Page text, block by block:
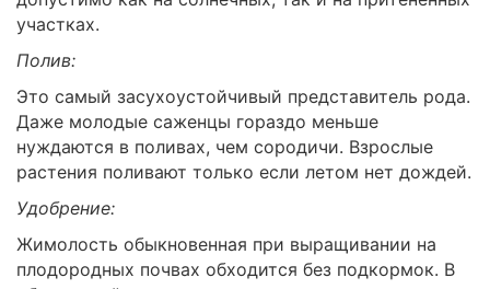
участках.
Полив:
Это самый засухоустойчивый представитель рода.
Даже молодые саженцы гораздо меньше
нуждаются в поливах, чем сородичи. Взрослые
растения поливают только если летом нет дождей.
Удобрение:
Жимолость обыкновенная при выращивании на
плодородных почвах обходится без подкормок. В